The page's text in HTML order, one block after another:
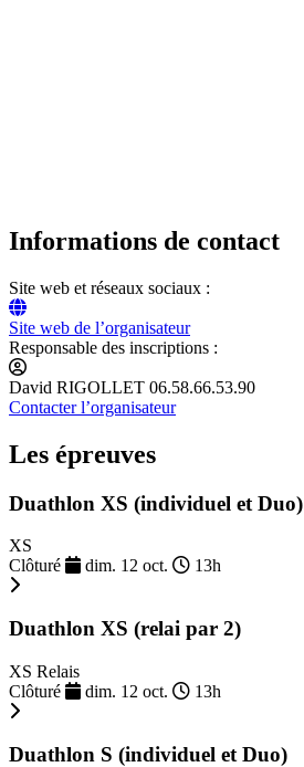
Informations de contact
Site web et réseaux sociaux :
Site web de l’organisateur
Responsable des inscriptions :
David RIGOLLET 06.58.66.53.90
Contacter l’organisateur
Les épreuves
Duathlon XS (individuel et Duo)
XS
Clôturé
dim. 12 oct. 13h
Duathlon XS (relai par 2)
XS Relais
Clôturé
dim. 12 oct. 13h
Duathlon S (individuel et Duo)